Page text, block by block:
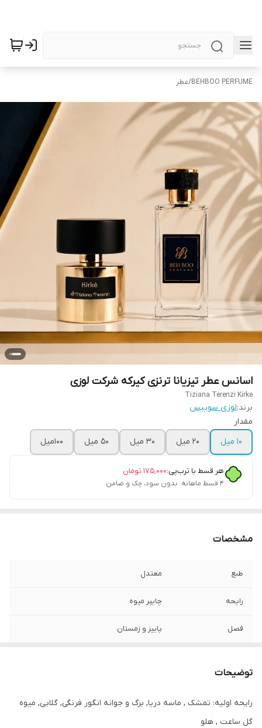
BEHBOO PERFUME
/عطر
اسانس عطر تیزیانا ترنزی کیرکه شرکت لوزی
Tiziana Terenzi Kirke
برند:لوزی سوییس
مقدار
۱۰ میل
۲۰ میل ۳۰ میل ۵۰ میل ۱۰۰میل
هر قسط با ترب‌پی:۱۷۵٬۰۰۰ تومان
۴ قسط ماهانه. بدون سود، چک و ضامن.
مشخصات
طبع معتدل
رایحه چایپر میوه
فصل پاییز و زمستان
توضیحات
رایحه اولیه: تمشک , ماسه دریا, برگ و جوانه انگور فرنگی, گلابی, میوه
گل ساعت , هلو